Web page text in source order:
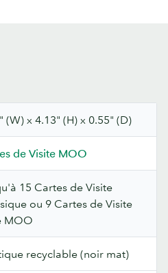
(W) x 4.13" (H) x 0.55" (D)
de Visite MOO
15 Cartes de Visite
ou 9 Cartes de Visite
MOO
recyclable (noir mat)